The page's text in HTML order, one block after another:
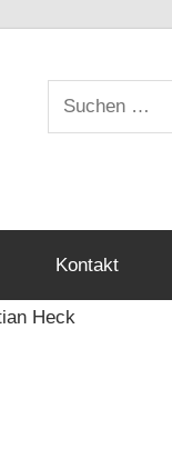
Suchen
nach:
Kontakt